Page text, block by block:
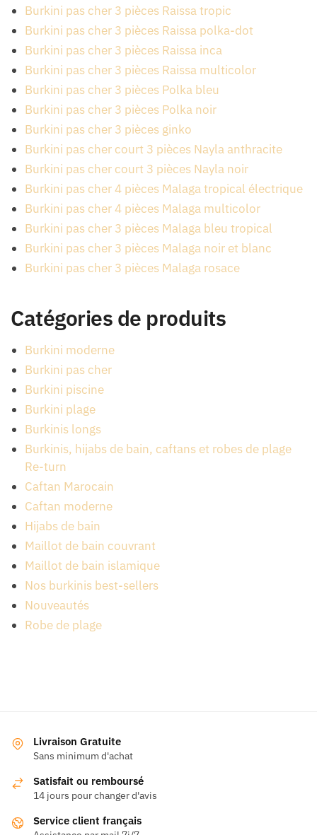
Burkini pas cher 3 pièces Raissa tropic
Burkini pas cher 3 pièces Raissa polka-dot
Burkini pas cher 3 pièces Raissa inca
Burkini pas cher 3 pièces Raissa multicolor
Burkini pas cher 3 pièces Polka bleu
Burkini pas cher 3 pièces Polka noir
Burkini pas cher 3 pièces ginko
Burkini pas cher court 3 pièces Nayla anthracite
Burkini pas cher court 3 pièces Nayla noir
Burkini pas cher 4 pièces Malaga tropical électrique
Burkini pas cher 4 pièces Malaga multicolor
Burkini pas cher 3 pièces Malaga bleu tropical
Burkini pas cher 3 pièces Malaga noir et blanc
Burkini pas cher 3 pièces Malaga rosace
Catégories de produits
Burkini moderne
Burkini pas cher
Burkini piscine
Burkini plage
Burkinis longs
Burkinis, hijabs de bain, caftans et robes de plage
Re-turn
Caftan Marocain
Caftan moderne
Hijabs de bain
Maillot de bain couvrant
Maillot de bain islamique
Nos burkinis best-sellers
Nouveautés
Robe de plage
Livraison Gratuite
Sans minimum d'achat
Satisfait ou remboursé
14 jours pour changer d'avis
Service client français